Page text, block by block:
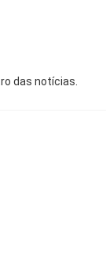
das notícias.